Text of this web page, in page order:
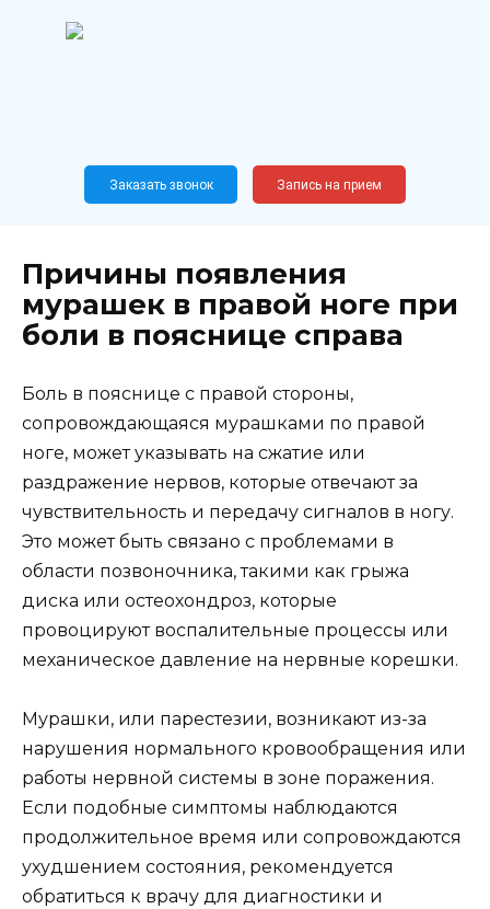
Новослободская, 62, к12
Заказать звонок Запись на прием
Причины появления
мурашек в правой ноге при
боли в пояснице справа
Боль в пояснице с правой стороны,
сопровождающаяся мурашками по правой
ноге, может указывать на сжатие или
раздражение нервов, которые отвечают за
чувствительность и передачу сигналов в ногу.
Это может быть связано с проблемами в
области позвоночника, такими как грыжа
диска или остеохондроз, которые
провоцируют воспалительные процессы или
механическое давление на нервные корешки.
Мурашки, или парестезии, возникают из-за
нарушения нормального кровообращения или
работы нервной системы в зоне поражения.
Если подобные симптомы наблюдаются
продолжительное время или сопровождаются
ухудшением состояния, рекомендуется
обратиться к врачу для диагностики и